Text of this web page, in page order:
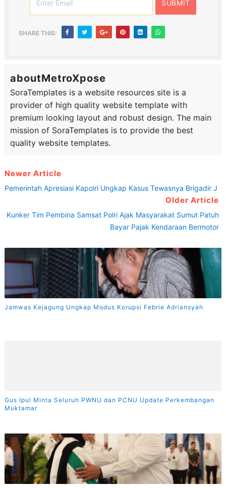
SHARE THIS:
aboutMetroXpose
SoraTemplates is a website resources site is a
provider of high quality website template with
premium looking layout and robust design. The main
mission of SoraTemplates is to provide the best
quality website templates.
Newer Article
Pemerintah Apresiasi Kapolri Ungkap Kasus Tewasnya Brigadir J
Older Article
Kunker Tim Pembina Samsat Polri Ajak Masyarakat Sumut Patuh
Bayar Pajak Kendaraan Bermotor
Jamwas Kejagung Ungkap Modus Korupsi Febrie Adriansyah
Gus Ipul Minta Seluruh PWNU dan PCNU Update Perkembangan
Muktamar